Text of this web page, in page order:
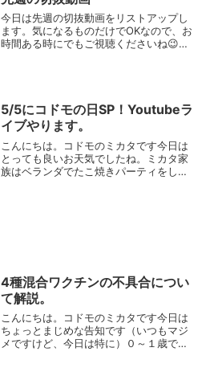
ダイアモンドプリン...
今日は先週の切抜動画をリストアップし
ます。気になるものだけでOKなので、お
時間ある時にでもご視聴くださいね😉い
5/5にコドモの日SP！Youtubeラ
イブやります。
こんにちは。コドモのミカタです今日は
とっても良いお天気でしたね。ミカタ家
族はベランダでたこ焼きパーティをして
4種混合ワクチンの不具合につい
て解説。
こんにちは。コドモのミカタです今日は
ちょっとまじめな告知です（いつもマジ
メですけど、今日は特に）０～１歳で接